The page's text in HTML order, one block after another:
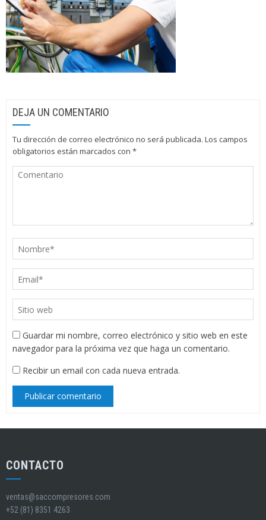
DEJA UN COMENTARIO
Tu dirección de correo electrónico no será publicada. Los campos
obligatorios están marcados con *
Guardar mi nombre, correo electrónico y sitio web en este
navegador para la próxima vez que haga un comentario.
Recibir un email con cada nueva entrada.
CONTACTO
ventas@saccompresores.com
+52 (81) 8351 4263